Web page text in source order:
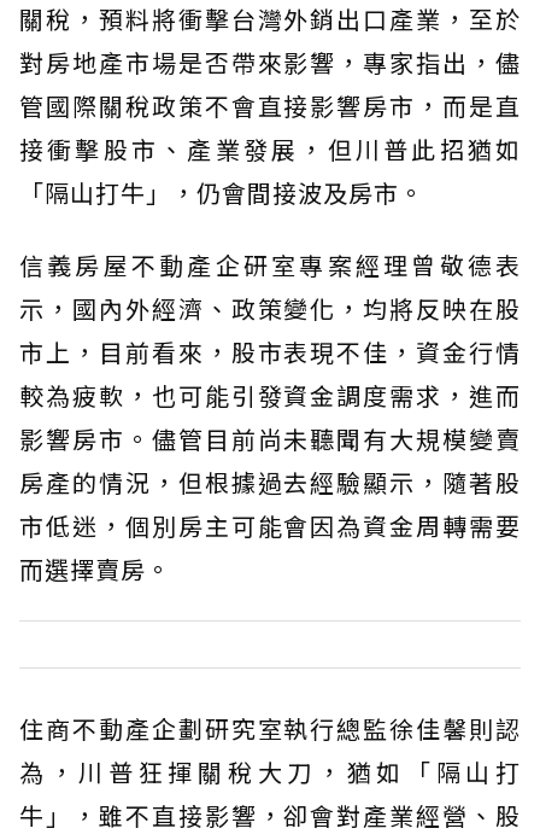
關稅，預料將衝擊台灣外銷出口產業，至於
對房地產市場是否帶來影響，專家指出，儘
管國際關稅政策不會直接影響房市，而是直
接衝擊股市、產業發展，但川普此招猶如
「隔山打牛」，仍會間接波及房市。
信義房屋不動產企研室專案經理曾敬德表
示，國內外經濟、政策變化，均將反映在股
市上，目前看來，股市表現不佳，資金行情
較為疲軟，也可能引發資金調度需求，進而
影響房市。儘管目前尚未聽聞有大規模變賣
房產的情況，但根據過去經驗顯示，隨著股
市低迷，個別房主可能會因為資金周轉需要
而選擇賣房。
住商不動產企劃研究室執行總監徐佳馨則認
為，川普狂揮關稅大刀，猶如「隔山打
牛」，雖不直接影響，卻會對產業經營、股